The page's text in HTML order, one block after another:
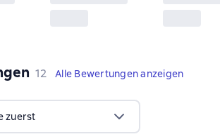
12 Bewertungen
12 Alle Bewertungen anzeigen
zuerst